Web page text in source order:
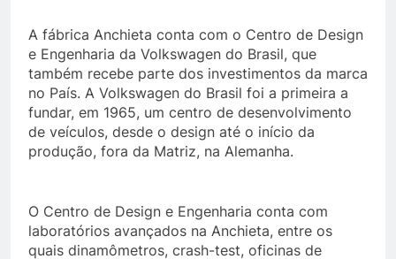
A fábrica Anchieta conta com o Centro de Design
e Engenharia da Volkswagen do Brasil, que
também recebe parte dos investimentos da marca
no País. A Volkswagen do Brasil foi a primeira a
fundar, em 1965, um centro de desenvolvimento
de veículos, desde o design até o início da
produção, fora da Matriz, na Alemanha.
O Centro de Design e Engenharia conta com
laboratórios avançados na Anchieta, entre os
quais dinamômetros, crash-test, oficinas de